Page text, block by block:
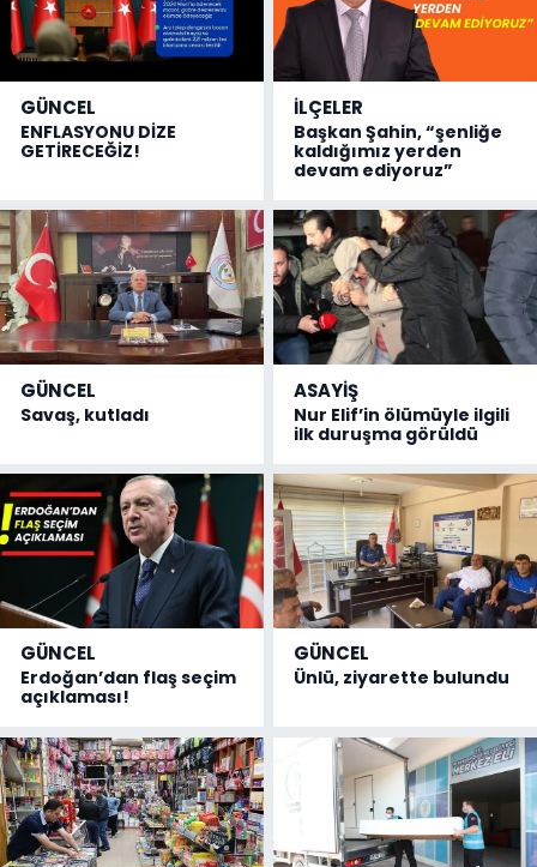
GÜNCEL
ENFLASYONU DİZE
GETİRECEĞİZ!
İLÇELER
Başkan Şahin, “şenliğe
kaldığımız yerden
devam ediyoruz”
GÜNCEL
Savaş, kutladı
ASAYİŞ
Nur Elif’in ölümüyle ilgili
ilk duruşma görüldü
GÜNCEL
Erdoğan’dan flaş seçim
açıklaması!
GÜNCEL
Ünlü, ziyarette bulundu